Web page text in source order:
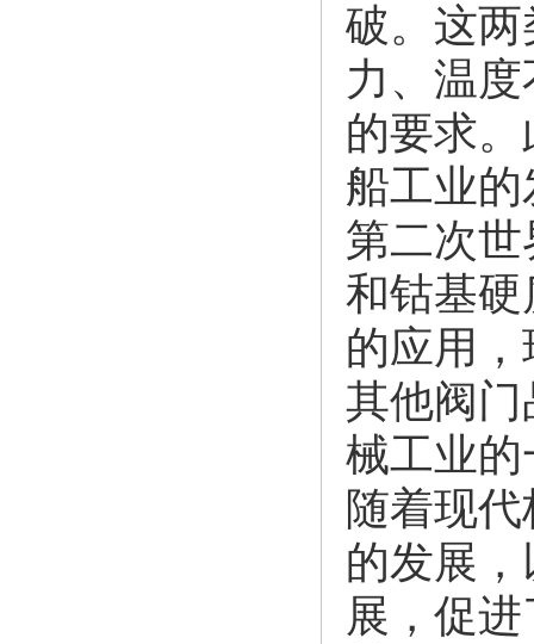
破。这
力、温
的要求
船工业
第二次
和钴基
的应用
其他阀
械工业
随着现
的发展
展，促